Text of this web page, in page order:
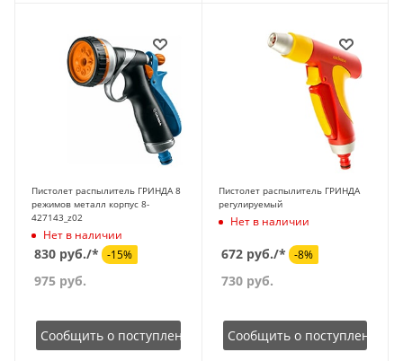
Пистолет распылитель ГРИНДА 8
режимов металл корпус 8-
427143_z02
Нет в наличии
830 руб./* -15%
975 руб.
Сообщить о поступлении
Пистолет распылитель ГРИНДА
регулируемый
Нет в наличии
672 руб./* -8%
730руб.
Сообщить о поступлении